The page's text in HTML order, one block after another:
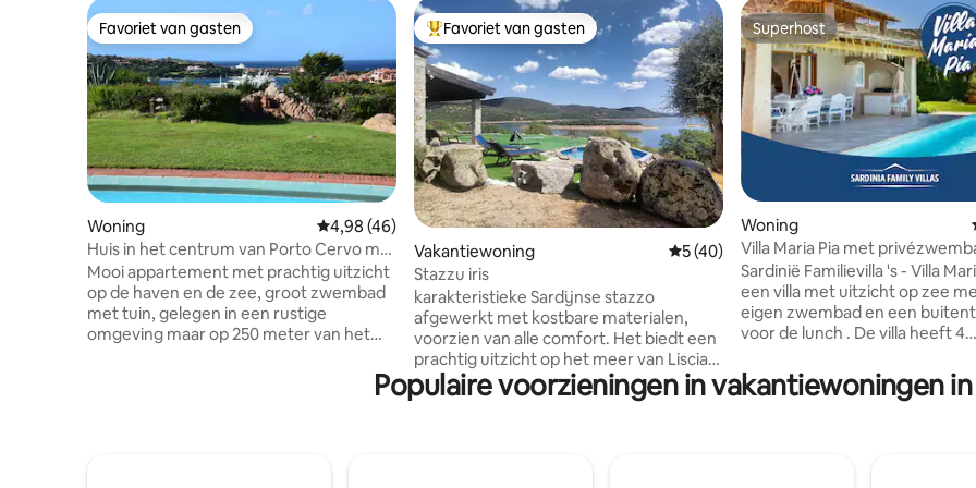
Favoriet van gasten
Favoriet van gasten
Woning Gemiddelde beoordeling van 4,98 op 5, 46 recensies
4,98 (46)
Huis in het centrum van Porto Cervo met
uitzicht op zee
Mooi appartement met prachtig uitzicht
op de haven en de zee, groot zwembad
met tuin, gelegen in een rustige
omgeving maar op 250 meter van het
Topfavoriet van gasten
Favoriet van gasten
Vakantiewoning Gemiddelde beoordeling van 5 op 5, 40
5 (40)
Stazzu iris
karakteristieke Sardijnse stazzo
afgewerkt met kostbare materialen,
voorzien van alle comfort. Het biedt een
prachtig uitzicht op het meer van Liscia,
een grote groene ruimte om
ontspannende dagen door te brengen.
Superhost
Superhost
Woning
Villa Maria Pia met
uitzicht op zee
Sardinië Familievilla 's - Villa
een villa met uitzicht op zee
eigen zwembad en een
voor de lunch . De villa heeft 4
keuken en 5 badkamers. 1) Slaapkamer:
tweepersoonsbed en eigen
Slaapkamer: met 2
Populaire voorzieningen in vakantiewoningen